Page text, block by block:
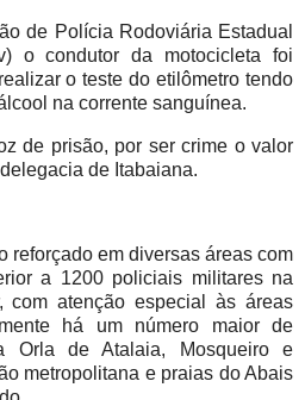
de Polícia Rodoviária Estadual
o condutor da motocicleta foi
o teste do etilômetro tendo
na corrente sanguínea.
de prisão, por ser crime o valor
de Itabaiana.
reforçado em diversas áreas com
a 1200 policiais militares na
com atenção especial às áreas
há um número maior de
Orla de Atalaia, Mosqueiro e
metropolitana e praias do Abais